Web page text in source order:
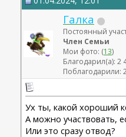
Замена Мотива Эрго
коррекция складки
Липофилинг лица +
Рино 2020 -
Миниабдо + грыжа
Галка
Постоянный
Член Семьи
Мои фото: (13)
Благодарил(а): 2
Поблагодарили:
Ух ты, какой хороший
А можно участвовать,
Или это сразу отвод?